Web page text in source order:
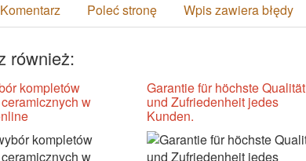
Poleć stronę Wpis zawiera błędy
również:
kompletów
w
Garantie für höchste Qualität
und Zufriedenheit jedes
Kunden.